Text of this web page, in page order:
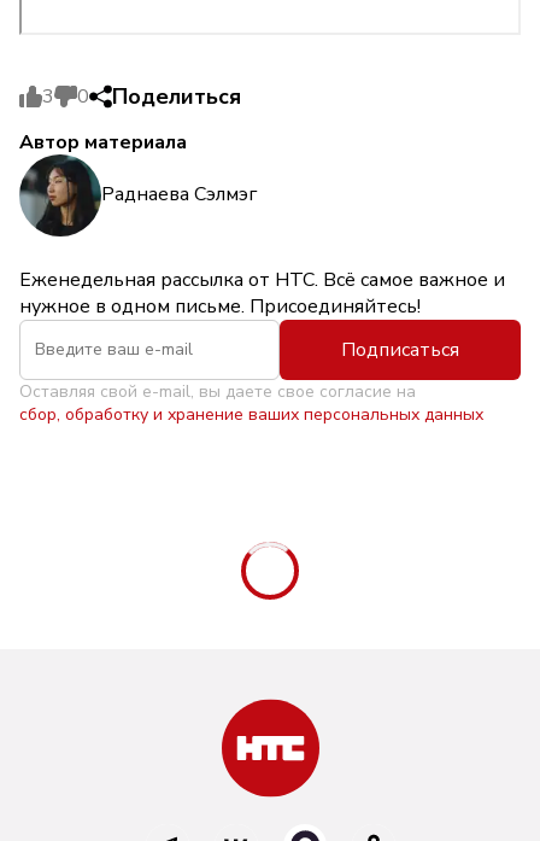
3 0 Поделиться
Автор материала
Раднаева Сэлмэг
Еженедельная рассылка от НТС. Всё самое важное и
нужное в одном письме. Присоединяйтесь!
Подписаться
Оставляя свой e-mail, вы даете свое согласие на
сбор, обработку и хранение ваших персональных данных